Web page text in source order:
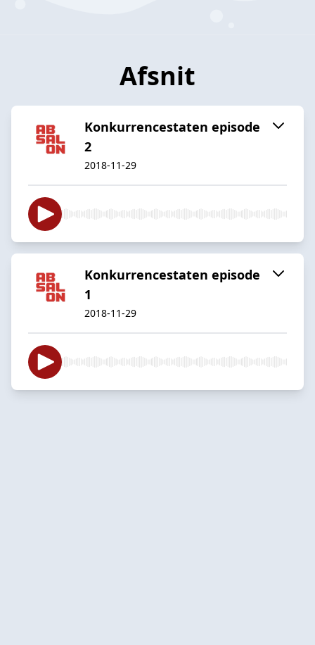
Afsnit
Konkurrencestaten episode
2
2018-11-29
Konkurrencestaten episode
1
2018-11-29